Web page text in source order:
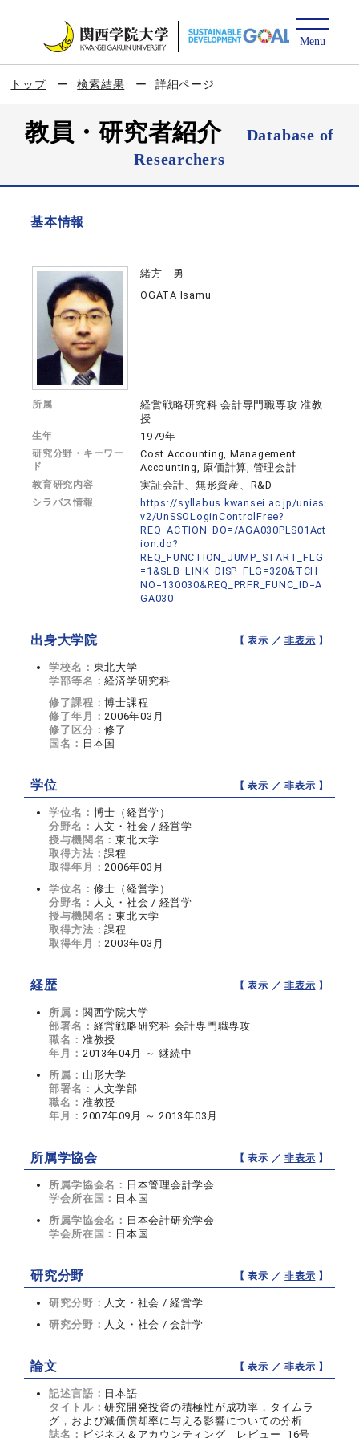
トップ 検索結果 詳細ページ
教員・研究者紹介
Database of
Researchers
基本情報
緒方 勇
OGATA Isamu
所属
経営戦略研究科 会計専門職専攻 准教
授
生年 1979年
研究分野・キーワー
ド
Cost Accounting, Management
Accounting, 原価計算, 管理会計
教育研究内容 実証会計、無形資産、R&D
シラバス情報
https://syllabus.kwansei.ac.jp/unias
v2/UnSSOLoginControlFree?
REQ_ACTION_DO=/AGA030PLS01Act
ion.do?
REQ_FUNCTION_JUMP_START_FLG
=1&SLB_LINK_DISP_FLG=320&TCH_
NO=130030&REQ_PRFR_FUNC_ID=A
GA030
出身大学院 【 表示 ／非表示 】
学校名： 東北大学
学部等名：経済学研究科
修了課程：博士課程
修了年月：2006年03月
修了区分：修了
国名： 日本国
学位 【 表示 ／非表示 】
学位名： 博士（経営学）
分野名： 人文・社会 / 経営学
授与機関名：東北大学
取得方法：課程
取得年月：2006年03月
学位名： 修士（経営学）
分野名： 人文・社会 / 経営学
授与機関名：東北大学
取得方法：課程
取得年月：2003年03月
経歴 【 表示 ／非表示 】
所属： 関西学院大学
部署名： 経営戦略研究科 会計専門職専攻
職名： 准教授
年月： 2013年04月 ～ 継続中
所属： 山形大学
部署名： 人文学部
職名： 准教授
年月： 2007年09月 ～ 2013年03月
所属学協会 【 表示 ／非表示 】
所属学協会名： 日本管理会計学会
学会所在国： 日本国
所属学協会名： 日本会計研究学会
学会所在国： 日本国
研究分野 【 表示 ／非表示 】
研究分野： 人文・社会 / 経営学
研究分野： 人文・社会 / 会計学
論文 【 表示 ／非表示 】
記述言語： 日本語
タイトル：研究開発投資の積極性が成功率，タイムラ
グ，および減価償却率に与える影響についての分析
誌名： ビジネス＆アカウンティング レビュー 16号